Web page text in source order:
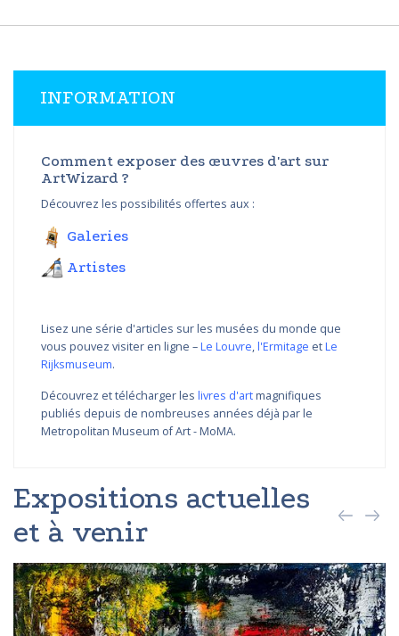
INFORMATION
Comment exposer des œuvres d'art sur
ArtWizard ?
Découvrez les possibilités offertes aux :
Galeries
Artistes
Lisez une série d'articles sur les musées du monde que
vous pouvez visiter en ligne –Le Louvre,l'Ermitage etLe
Rijksmuseum.
Découvrez et télécharger les livres d'artmagnifiques
publiés depuis de nombreuses années déjà par le
Metropolitan Museum of Art - MoMA.
Expositions actuelles
et à venir